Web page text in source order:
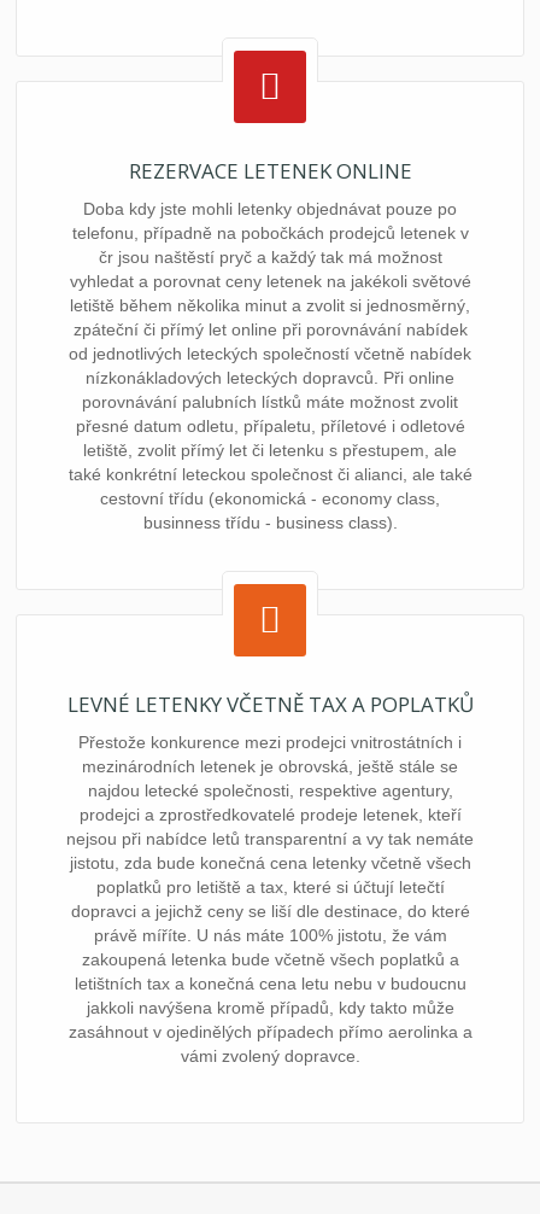
REZERVACE LETENEK ONLINE
Doba kdy jste mohli letenky objednávat pouze po
telefonu, případně na pobočkách prodejců letenek v
čr jsou naštěstí pryč a každý tak má možnost
vyhledat a porovnat ceny letenek na jakékoli světové
letiště během několika minut a zvolit si jednosměrný,
zpáteční či přímý let online při porovnávání nabídek
od jednotlivých leteckých společností včetně nabídek
nízkonákladových leteckých dopravců. Při online
porovnávání palubních lístků máte možnost zvolit
přesné datum odletu, přípaletu, příletové i odletové
letiště, zvolit přímý let či letenku s přestupem, ale
také konkrétní leteckou společnost či alianci, ale také
cestovní třídu (ekonomická - economy class,
businness třídu - business class).
LEVNÉ LETENKY VČETNĚ TAX A POPLATKŮ
Přestože konkurence mezi prodejci vnitrostátních i
mezinárodních letenek je obrovská, ještě stále se
najdou letecké společnosti, respektive agentury,
prodejci a zprostředkovatelé prodeje letenek, kteří
nejsou při nabídce letů transparentní a vy tak nemáte
jistotu, zda bude konečná cena letenky včetně všech
poplatků pro letiště a tax, které si účtují letečtí
dopravci a jejichž ceny se liší dle destinace, do které
právě míříte. U nás máte 100% jistotu, že vám
zakoupená letenka bude včetně všech poplatků a
letištních tax a konečná cena letu nebu v budoucnu
jakkoli navýšena kromě případů, kdy takto může
zasáhnout v ojedinělých případech přímo aerolinka a
vámi zvolený dopravce.